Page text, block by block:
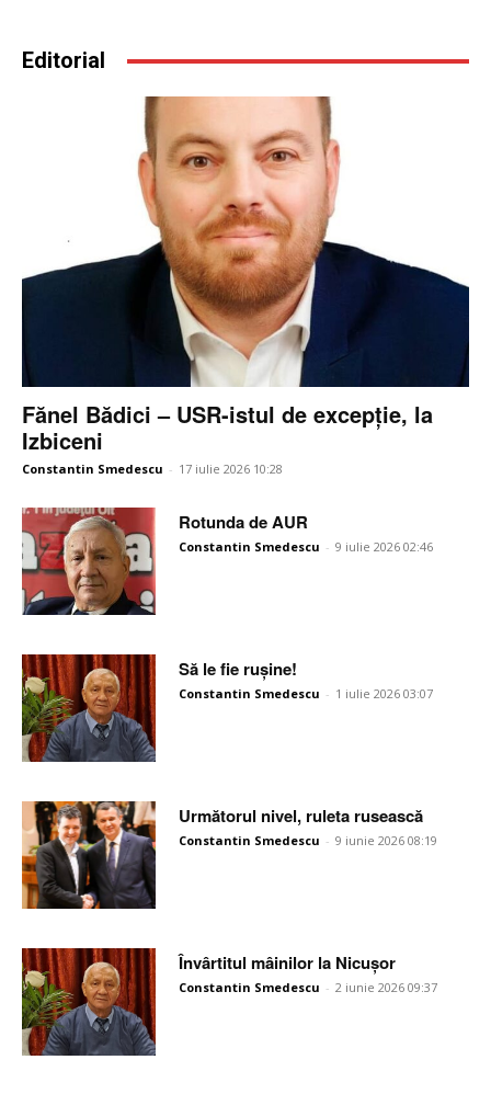
Editorial
Fănel Bădici – USR-istul de excepție, la
Izbiceni
Constantin Smedescu - 17 iulie 2026 10:28
Rotunda de AUR
Constantin Smedescu - 9 iulie 2026 02:46
Să le fie rușine!
Constantin Smedescu - 1 iulie 2026 03:07
Următorul nivel, ruleta rusească
Constantin Smedescu - 9 iunie 2026 08:19
Învârtitul mâinilor la Nicușor
Constantin Smedescu - 2 iunie 2026 09:37